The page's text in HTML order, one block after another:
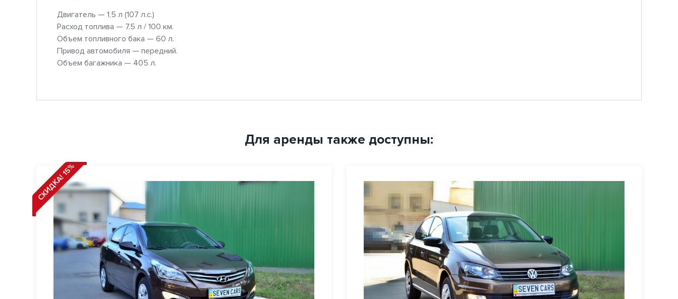
Двигатель — 1,5 л (107 л.с.)
Расход топлива — 7.5 л / 100 км.
Объем топливного бака — 60 л.
Привод автомобиля — передний.
Объем багажника — 405 л.
Для аренды также доступны:
СКИДКА! 15%